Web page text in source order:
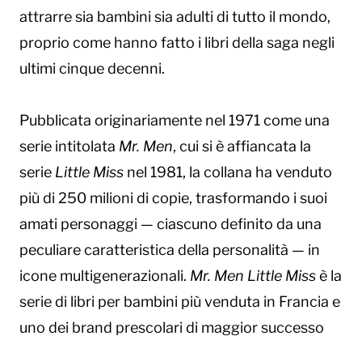
attrarre sia bambini sia adulti di tutto il mondo,
proprio come hanno fatto i libri della saga negli
ultimi cinque decenni.
Pubblicata originariamente nel 1971 come una
serie intitolata Mr. Men, cui si è affiancata la
serie Little Miss nel 1981, la collana ha venduto
più di 250 milioni di copie, trasformando i suoi
amati personaggi — ciascuno definito da una
peculiare caratteristica della personalità — in
icone multigenerazionali. Mr. Men Little Missè la
serie di libri per bambini più venduta in Francia e
uno dei brand prescolari di maggior successo